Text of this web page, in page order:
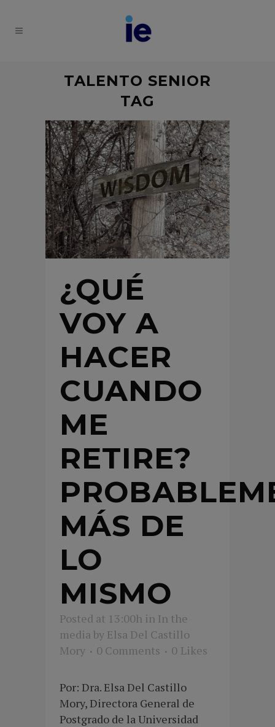
TALENTO SENIOR
TAG
¿QUÉ
VOY A
HACER
CUANDO
ME
RETIRE?
MÁS DE
LO
MISMO
Posted at 13:00h in In the
media by Elsa Del Castillo
Mory
0 Comments 0 Likes
Por: Dra. Elsa Del Castillo
Mory, Directora General de
Postgrado de la Universidad